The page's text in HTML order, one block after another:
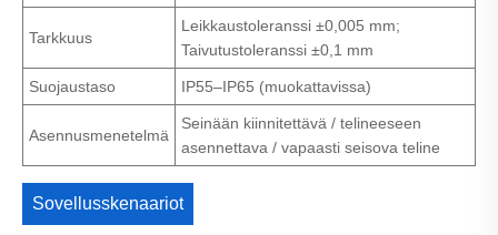
Tarkkuus
Leikkaustoleranssi ±0,005 mm;
Taivutustoleranssi ±0,1 mm
Suojaustaso IP55–IP65 (muokattavissa)
Asennusmenetelmä
Seinään kiinnitettävä / telineeseen
asennettava / vapaasti seisova teline
Sovellusskenaariot